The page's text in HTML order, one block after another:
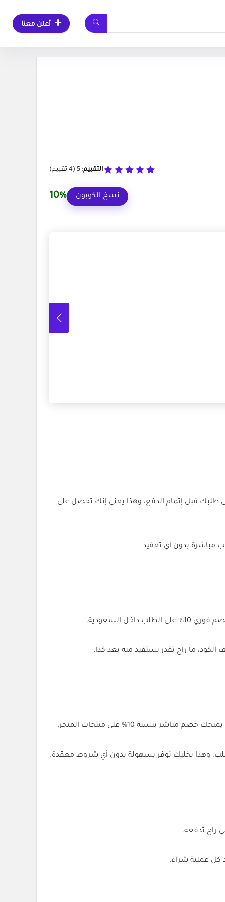
أعلن معنا
التقييم: 5
(
4 تقييم)
10% نسخ الكوبون
على طلبك قبل إتمام الدفع، وهذا يعني إنك تحصل على
مباشرة بدون أي تعقيد.
داخل السعودية.
ما راح تقدر تستفيد منه بعد كذا.
مباشر بنسبة 10% على منتجات المتجر.
وهذا يخليك توفر بسهولة بدون أي شروط معقدة.
راح تدفعه.
كل عملية شراء.